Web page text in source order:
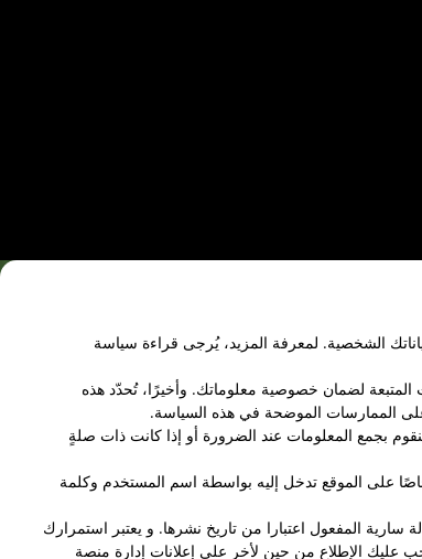
الشخصية. لمعرفة المزيد، يُرجى قراءة سياسة
المتبعة لضمان خصوصية معلوماتك. وأخيرًا، تُحدّد هذه
على الممارسات الموضحة في هذه السياسة.
بجمع المعلومات عند الضرورة أو إذا كانت ذات صلةٍ
على الموقع تدخل إليه بواسطة اسم المستخدم وكلمة
المفعول اعتبارا من تاريخ نشرها. و يعتبر استمرارك
عليك الإطلاع من حين لأخر على إعلانات إدارة منصة